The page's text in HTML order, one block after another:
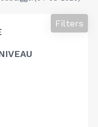
Filters